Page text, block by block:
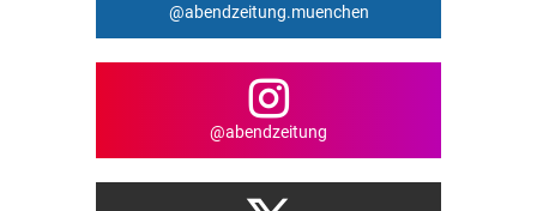
@abendzeitung.muenchen
@abendzeitung